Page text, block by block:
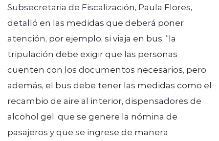
Subsecretaria de Fiscalización, Paula Flores,
detalló en las medidas que deberá poner
atención, por ejemplo, si viaja en bus, “la
tripulación debe exigir que las personas
cuenten con los documentos necesarios, pero
además, el bus debe tener las medidas como el
recambio de aire al interior, dispensadores de
alcohol gel, que se genere la nómina de
pasajeros y que se ingrese de manera